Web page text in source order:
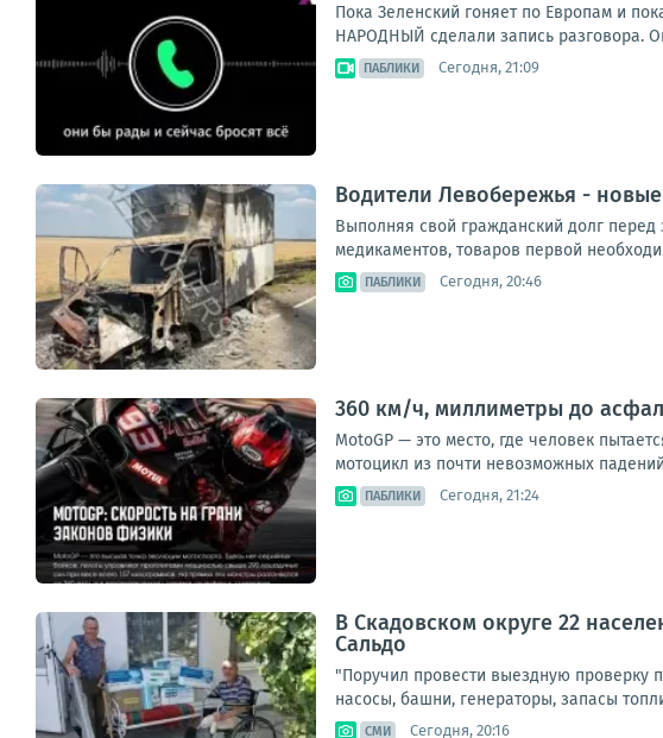
Пока Зеленский гоняет по Европам и
НАРОДНЫЙ сделали запись разговора.
ПАБЛИКИ Сегодня, 21:09
Водители Левобережья -
Выполняя свой гражданский долг
медикаментов, товаров первой
ПАБЛИКИ Сегодня, 20:46
360 км/ч, миллиметры до
MotoGP — это место, где человек
мотоцикл из почти невозможных
ПАБЛИКИ Сегодня, 21:24
В Скадовском округе 22
Сальдо
"Поручил провести выездную проверку
насосы, башни, генераторы, запасы
СМИ Сегодня, 20:16